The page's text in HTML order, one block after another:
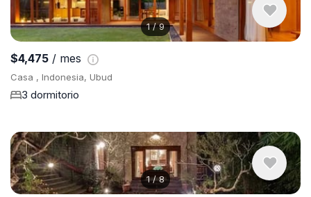
1/9
$4,475 / mes
Casa , Indonesia, Ubud
3 dormitorio
1/8